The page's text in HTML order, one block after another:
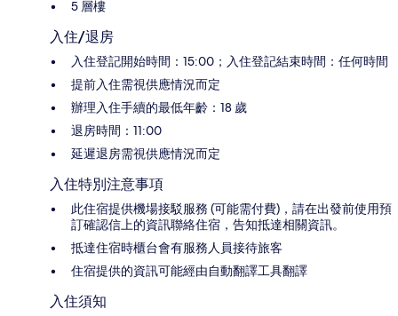
5 層樓
入住/退房
入住登記開始時間：15:00；入住登記結束時間：任何時間
提前入住需視供應情況而定
辦理入住手續的最低年齡：18 歲
退房時間：11:00
延遲退房需視供應情況而定
入住特別注意事項
此住宿提供機場接駁服務 (可能需付費)，請在出發前使用預
訂確認信上的資訊聯絡住宿，告知抵達相關資訊。
抵達住宿時櫃台會有服務人員接待旅客
住宿提供的資訊可能經由自動翻譯工具翻譯
入住須知